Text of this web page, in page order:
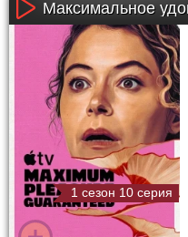
1 сезон 10 серия